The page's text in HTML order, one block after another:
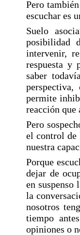
Pero
escuchar es
Suelo
posibilidad
intervenir,
respuesta y
saber
perspectiva,
permite
reacción que
Pero
el control de
nuestra
Porque
dejar de
en suspenso
la
nosotros
tiempo
opiniones o